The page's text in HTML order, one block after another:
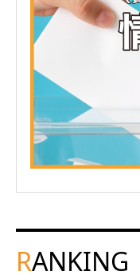
RANKING